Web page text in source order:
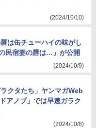
(2024/10/10)
は缶チューハイの味がし
民宿妻の唇は…」が公開
(2024/10/9)
クタたち」ヤンマガWeb
アノブ」では早速ガラク
(2024/10/8)